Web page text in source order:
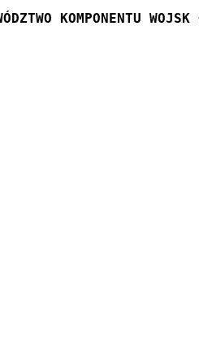
KOMPONENTU